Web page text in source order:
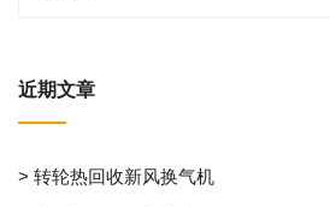
近期文章
> 转轮热回收新风换气机